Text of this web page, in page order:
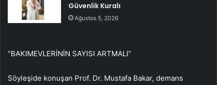
Güvenlik Kuralı
Ağustos 5, 2026
“BAKIMEVLERİNİN SAYISI ARTMALI”
Söyleşide konuşan Prof. Dr. Mustafa Bakar, demans